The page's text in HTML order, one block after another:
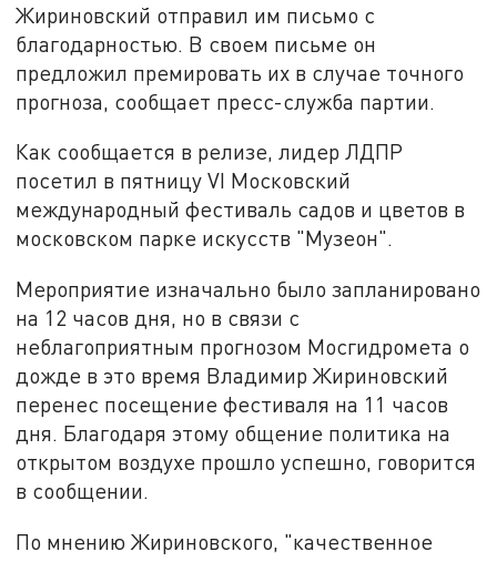
Жириновский отправил им письмо с
благодарностью. В своем письме он
предложил премировать их в случае точного
прогноза, сообщает пресс-служба партии.
Как сообщается в релизе, лидер ЛДПР
посетил в пятницу VI Московский
международный фестиваль садов и цветов в
московском парке искусств "Музеон".
Мероприятие изначально было запланировано
на 12 часов дня, но в связи с
неблагоприятным прогнозом Мосгидромета о
дожде в это время Владимир Жириновский
перенес посещение фестиваля на 11 часов
дня. Благодаря этому общение политика на
открытом воздухе прошло успешно, говорится
в сообщении.
По мнению Жириновского, "качественное